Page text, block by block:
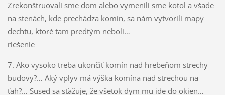
Zrekonštruovali sme dom alebo vymenili sme kotol a všade
na stenách, kde prechádza komín, sa nám vytvorili mapy
dechtu, ktoré tam predtým neboli…
riešenie
7. Ako vysoko treba ukončiť komín nad hrebeňom strechy
budovy?… Aký vplyv má výška komína nad strechou na
ťah?… Sused sa sťažuje, že všetok dym mu ide do okien…